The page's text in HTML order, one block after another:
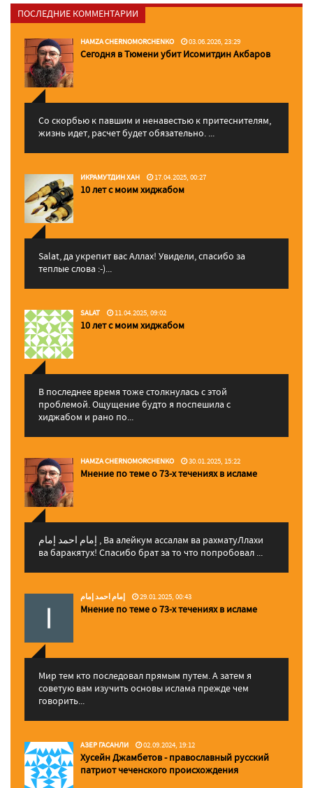
ПОСЛЕДНИЕ КОММЕНТАРИИ
HAMZA CHERNOMORCHENKO 03.06.2026, 23:29
Сегодня в Тюмени убит Исомитдин Акбаров
Со скорбью к павшим и ненавестью к притеснителям,
жизнь идет, расчет будет обязательно. ...
ИКРАМУТДИН ХАН 17.04.2025, 00:27
10 лет с моим хиджабом
Salat, да укрепит вас Аллаx! Увидели, спасибо за
теплые слова :-)...
SALAT 11.04.2025, 09:02
10 лет с моим хиджабом
В последнее время тоже столкнулась с этой
проблемой. Ощущение будто я поспешила с
хиджабом и рано по...
HAMZA CHERNOMORCHENKO 30.01.2025, 15:22
Мнение по теме о 73-х течениях в исламе
إمام احمد إمام , Ва алейкум ассалам ва рахматуЛлахи
ва баракятух! Спасибо брат за то что попробовал ...
إمام احمد إمام 29.01.2025, 00:43
Мнение по теме о 73-х течениях в исламе
Мир тем кто последовал прямым путем. А затем я
советую вам изучить основы ислама прежде чем
говорить...
АЗЕР ГАСАНЛИ 02.09.2024, 19:12
Хусейн Джамбетов - православный русский
патриот чеченского происхождения